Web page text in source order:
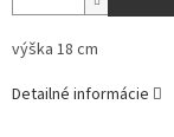
výška 18 cm
Detailné informácie